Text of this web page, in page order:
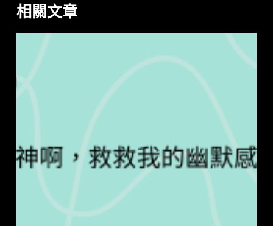
相關文章